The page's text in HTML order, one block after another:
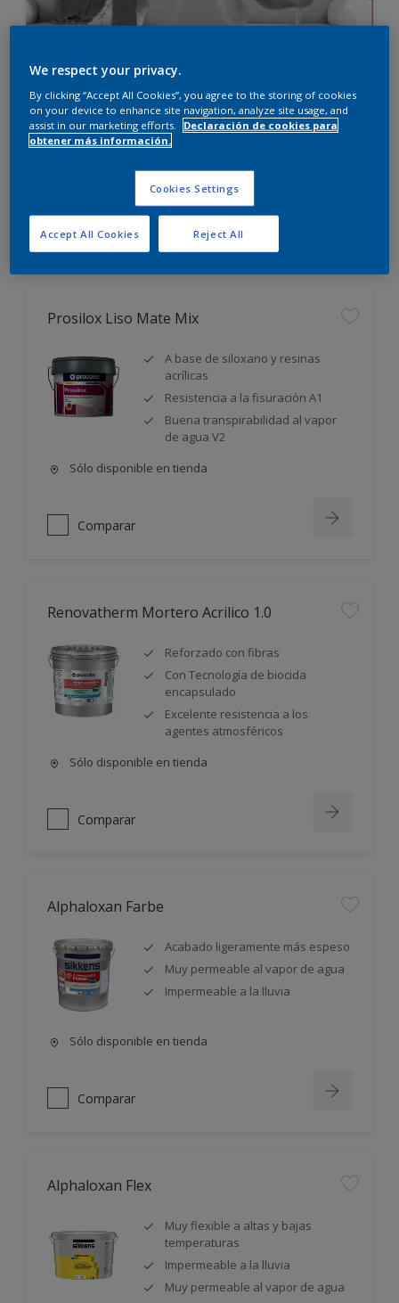
Nueva Gama Soluciones
Para manchas, moho y humedad
Ver productos
Prosilox Liso Mate Mix
A base de siloxano y resinas
acrílicas
Resistencia a la fisuración A1
Buena transpirabilidad al vapor
de agua V2
Sólo disponible en tienda
Comparar
Renovatherm Mortero Acrilico 1.0
Reforzado con fibras
Con Tecnología de biocida
encapsulado
Excelente resistencia a los
agentes atmosféricos
Sólo disponible en tienda
Comparar
Alphaloxan Farbe
Acabado ligeramente más espeso
Muy permeable al vapor de agua
Impermeable a la lluvia
Sólo disponible en tienda
Comparar
Alphaloxan Flex
Muy flexible a altas y bajas
temperaturas
Impermeable a la lluvia
Muy permeable al vapor de agua
We respect your privacy.
By clicking “Accept All Cookies”, you agree to the storing of cookies
on your device to enhance site navigation, analyze site usage, and
assist in our marketing efforts.
Declaración de cookies para
obtener más información.
Cookies Settings
Reject All
Accept All Cookies